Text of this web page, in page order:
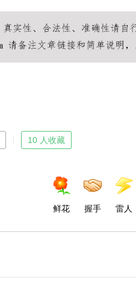
10 人收藏
鲜花 握手 雷人